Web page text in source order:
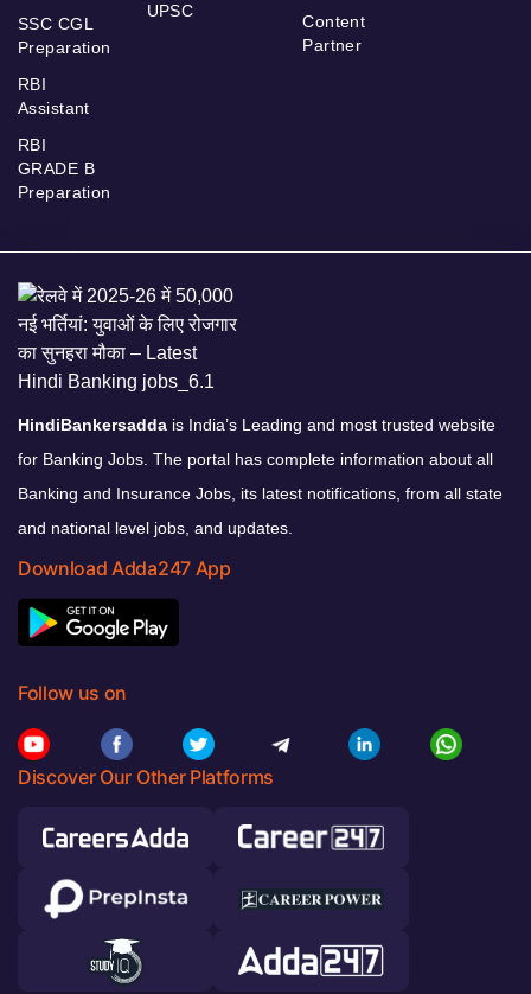
SSC CGL
Preparation
RBI
Assistant
RBI
GRADE B
Preparation
UPSC
Content
Partner
HindiBankersadda is India’s Leading and most trusted website
for Banking Jobs. The portal has complete information about all
Banking and Insurance Jobs, its latest notifications, from all state
and national level jobs, and updates.
Download Adda247 App
Follow us on
Discover Our Other Platforms